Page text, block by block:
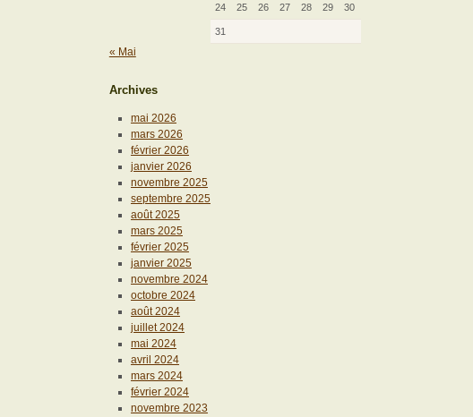
24 25 26 27 28 29 30
31
« Mai
Archives
mai 2026
mars 2026
février 2026
janvier 2026
novembre 2025
septembre 2025
août 2025
mars 2025
février 2025
janvier 2025
novembre 2024
octobre 2024
août 2024
juillet 2024
mai 2024
avril 2024
mars 2024
février 2024
novembre 2023